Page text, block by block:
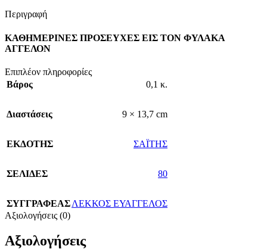
Περιγραφή
ΚΑΘΗΜΕΡΙΝΕΣ ΠΡΟΣΕΥΧΕΣ ΕΙΣ ΤΟΝ ΦΥΛΑΚΑ
ΑΓΓΕΛΟΝ
Επιπλέον πληροφορίες
Βάρος
0,1 κ.
Διαστάσεις 9 × 13,7 cm
ΕΚΔΟΤΗΣ ΣΑΪΤΗΣ
ΣΕΛΙΔΕΣ 80
ΣΥΓΓΡΑΦΕΑΣΛΕΚΚΟΣ ΕΥΑΓΓΕΛΟΣ
Αξιολογήσεις (0)
Αξιολογήσεις